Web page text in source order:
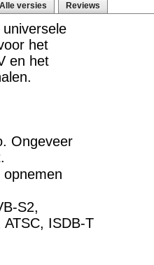
Alle versies Reviews
universele
het
en het
Ongeveer
S2,
ATSC, ISDB-T